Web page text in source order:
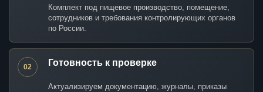
Комплект под пищевое производство, помещение,
сотрудников и требования контролирующих органов
по России.
02 Готовность к проверке
Актуализируем документацию, журналы, приказы